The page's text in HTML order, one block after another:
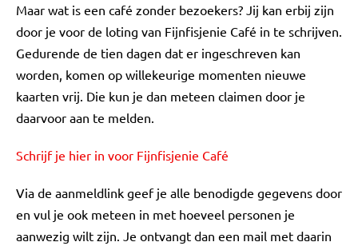
Maar wat is een café zonder bezoekers? Jij kan erbij zijn
door je voor de loting van Fijnfisjenie Café in te schrijven.
Gedurende de tien dagen dat er ingeschreven kan
worden, komen op willekeurige momenten nieuwe
kaarten vrij. Die kun je dan meteen claimen door je
daarvoor aan te melden.
Schrijf je hier in voor Fijnfisjenie Café
Via de aanmeldlink geef je alle benodigde gegevens door
en vul je ook meteen in met hoeveel personen je
aanwezig wilt zijn. Je ontvangt dan een mail met daarin